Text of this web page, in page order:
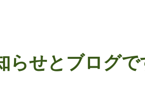
せとブログで